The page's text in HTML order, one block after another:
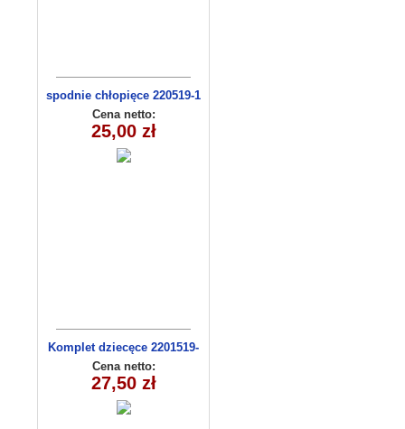
spodnie chłopięce 220519-1
(1-6) 5szt
Cena netto:
25,00 zł
Komplet dziecęce 2201519-
13(92-110m) 4szt
Cena netto:
27,50 zł